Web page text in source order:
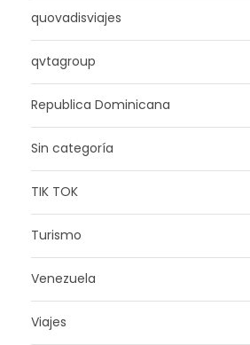
quovadisviajes
qvtagroup
Republica Dominicana
Sin categoría
TIK TOK
Turismo
Venezuela
Viajes